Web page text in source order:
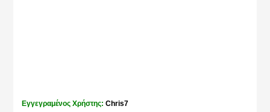
Εγγεγραμένος Χρήστης:Chris7